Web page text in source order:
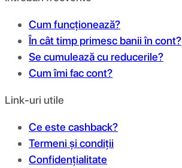
Cum funcționează?
În cât timp primesc banii în cont?
Se cumulează cu reducerile?
Cum îmi fac cont?
Link-uri utile
Ce este cashback?
Termeni și condiții
Confidențialitate